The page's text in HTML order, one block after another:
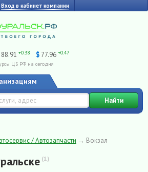
Вход в кабинет компании
88.91 +0.38 $ 77.96 +0.47
ЦБ РФ на сегодня
Найти
/ Автозапчасти → Вокзал
(1)